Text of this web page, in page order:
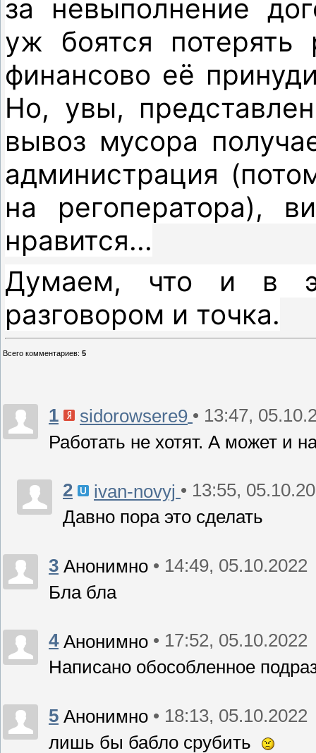
за невыполнение
уж боятся потерять
финансово её
Но, увы,
вывоз мусора
администрация
на регоператора),
нравится...
Думаем, что и в
разговором и точка.
Всего комментариев: 5
1 sidorowsere9 • 13:47,
Работать не хотят. А может и
2 ivan-novyj • 13:55,
Давно пора это сделать
3 Анонимно • 14:49, 05.10.2022
Бла бла
4 Анонимно • 17:52, 05.10.2022
Написано обособленное
5 Анонимно • 18:13, 05.10.2022
лишь бы бабло срубить